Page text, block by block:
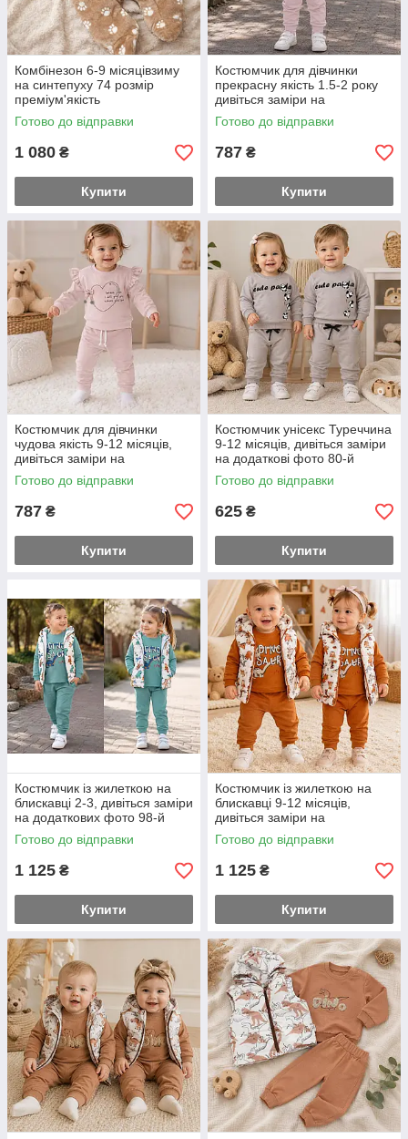
Комбінезон 6-9 місяцівзиму
на синтепуху 74 розмір
преміум'якість
Готово до відправки
1 080 ₴
Купити
Костюмчик для дівчинки
прекрасну якість 1.5-2 року
дивіться заміри на
додаткових фото 92-й розмір
Готово до відправки
787 ₴
Купити
Костюмчик для дівчинки
чудова якість 9-12 місяців,
дивіться заміри на
додаткових фото 80-й розмір
Готово до відправки
787 ₴
Купити
Костюмчик унісекс Туреччина
9-12 місяців, дивіться заміри
на додаткові фото 80-й
розмір Панда
Готово до відправки
625 ₴
Купити
Костюмчик із жилеткою на
блискавці 2-3, дивіться заміри
на додаткових фото 98-й
розмір
Готово до відправки
1 125 ₴
Купити
Костюмчик із жилеткою на
блискавці 9-12 місяців,
дивіться заміри на
додаткових фото 80-й розмір
Готово до відправки
1 125 ₴
Купити